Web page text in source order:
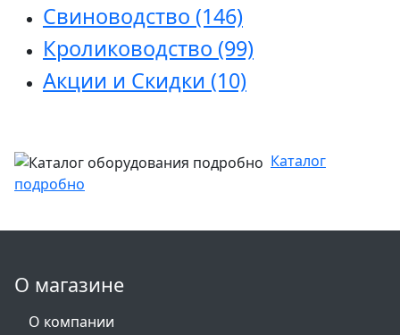
Свиноводство (146)
Кролиководство (99)
Акции и Скидки (10)
Каталог
подробно
О магазине
О компании